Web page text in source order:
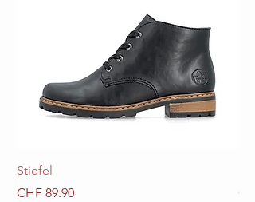
Stiefel
Preis
CHF 89.90